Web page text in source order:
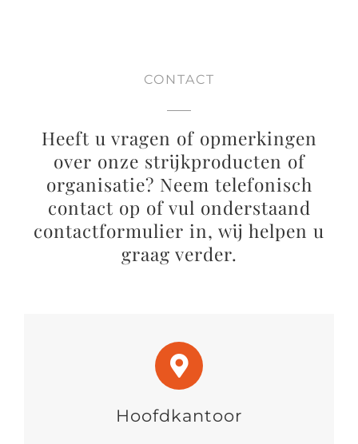
CONTACT
Heeft u vragen of opmerkingen
over onze strijkproducten of
organisatie? Neem telefonisch
contact op of vul onderstaand
contactformulier in, wij helpen u
graag verder.
Hoofdkantoor